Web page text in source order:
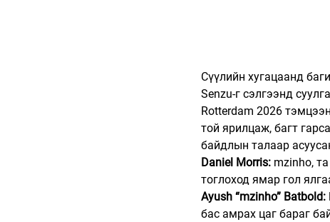
Сүүлийн хугацаанд
Senzu-г сэлгээнд
Rotterdam 2026
той ярилцаж, багт
байдлын талаар
Daniel Morris: mzinho,
тоглоход ямар гол
Ayush “mzinho” Batbold:
бас амрах цаг бараг